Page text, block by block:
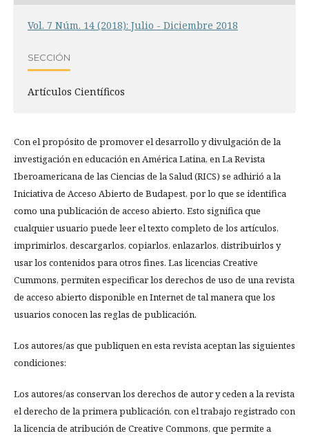
Vol. 7 Núm. 14 (2018): Julio - Diciembre 2018
SECCIÓN
Artículos Científicos
Con el propósito de promover el desarrollo y divulgación de la
investigación en educación en América Latina, en La Revista
Iberoamericana de las Ciencias de la Salud (RICS) se adhirió a la
Iniciativa de Acceso Abierto de Budapest, por lo que se identifica
como una publicación de acceso abierto. Esto significa que
cualquier usuario puede leer el texto completo de los artículos,
imprimirlos, descargarlos, copiarlos, enlazarlos, distribuirlos y
usar los contenidos para otros fines. Las licencias Creative
Cummons, permiten especificar los derechos de uso de una revista
de acceso abierto disponible en Internet de tal manera que los
usuarios conocen las reglas de publicación.
Los autores/as que publiquen en esta revista aceptan las siguientes
condiciones:
Los autores/as conservan los derechos de autor y ceden a la revista
el derecho de la primera publicación, con el trabajo registrado con
la licencia de atribución de Creative Commons, que permite a